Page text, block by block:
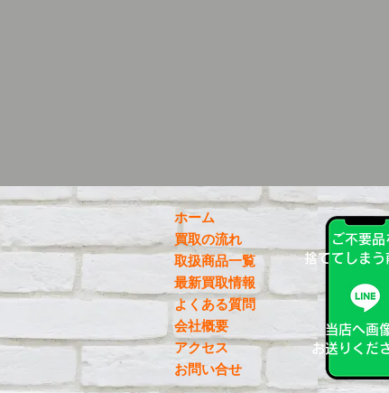
ホーム
買取の流れ
取扱商品一覧
最新買取情報
よくある質問
会社概要
アクセス
お問い合せ
ご不要品
捨ててしまう
当店へ画
お送りくだ